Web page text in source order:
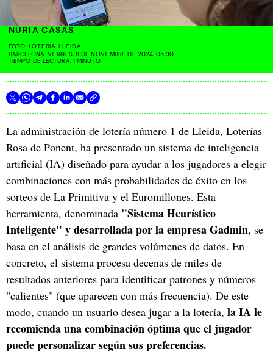
NÚRIA CASAS
FOTO: LOTERIA LLEIDA
BARCELONA. VIERNES, 8 DE NOVIEMBRE DE 2024. 05:30
TIEMPO DE LECTURA: 1 MINUTO
La administración de lotería número 1 de Lleida, Loterías
Rosa de Ponent, ha presentado un sistema de inteligencia
artificial (IA) diseñado para ayudar a los jugadores a elegir
combinaciones con más probabilidades de éxito en los
sorteos de La Primitiva y el Euromillones. Esta
herramienta, denominada "Sistema Heurístico
Inteligente" y desarrollada por la empresa Gadmin, se
basa en el análisis de grandes volúmenes de datos. En
concreto, el sistema procesa decenas de miles de
resultados anteriores para identificar patrones y números
"calientes" (que aparecen con más frecuencia). De este
modo, cuando un usuario desea jugar a la lotería, la IA le
recomienda una combinación óptima que el jugador
puede personalizar según sus preferencias.